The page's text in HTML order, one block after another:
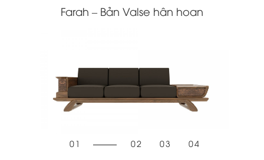
Farah – Bản Valse hân hoan
1 2 3 4